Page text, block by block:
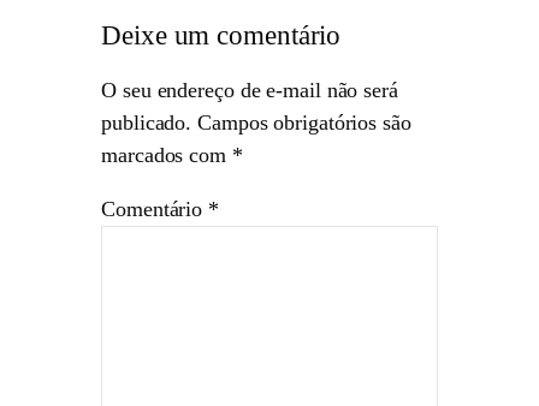
Deixe um comentário
O seu endereço de e-mail não será
publicado. Campos obrigatórios são
marcados com *
Comentário *